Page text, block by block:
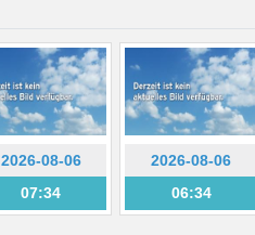
2026-08-06
07:34
2026-08-06
06:34